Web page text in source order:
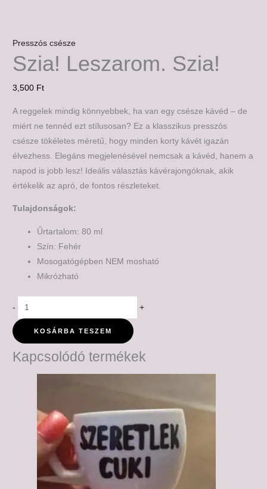
Presszós csésze
Szia! Leszarom. Szia!
3,500 Ft
A reggelek mindig könnyebbek, ha van egy csésze kávéd – de
miért ne tennéd ezt stílusosan? Ez a klasszikus presszós
csésze tökéletes méretű, hogy minden korty kávét igazán
élvezhess. Elegáns megjelenésével nemcsak a kávéd, hanem a
napod is jobb lesz! Ideális választás kávérajongóknak, akik
értékelik az apró, de fontos részleteket.
Tulajdonságok:
Űrtartalom: 80 ml
Szín: Fehér
Mosogatógépben NEM mosható
Mikrózható
- +
KOSÁRBA TESZEM
Kapcsolódó termékek